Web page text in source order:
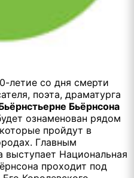
летие со дня смерти
поэта, драматурга
Бьёрнсона
ознаменован рядом
пройдут в
Главным
выступает Национальная
проходит под